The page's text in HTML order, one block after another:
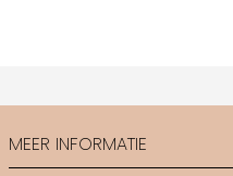
MEER INFORMATIE